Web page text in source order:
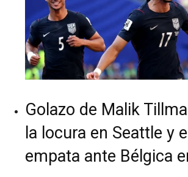
Golazo de Malik
la locura en Seattle y
empata ante Bélgica